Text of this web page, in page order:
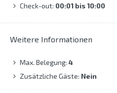
Check-out: 00:01 bis 10:00
Weitere Informationen
Max. Belegung: 4
Zusätzliche Gäste: Nein